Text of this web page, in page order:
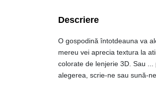
Descriere
O gospodină întotdeauna va
mereu vei aprecia textura la
colorate de lenjerie 3D. Sau
alegerea, scrie-ne sau sună-